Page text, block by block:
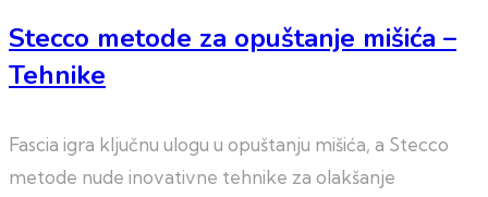
Stecco metode za opuštanje mišića –
Tehnike
Fascia igra ključnu ulogu u opuštanju mišića, a Stecco
metode nude inovativne tehnike za olakšanje